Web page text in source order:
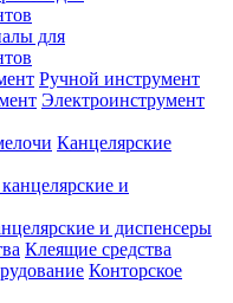
для
Ручной инструмент
Электроинструмент
Канцелярские
и диспенсеры
Клеящие средства
Конторское